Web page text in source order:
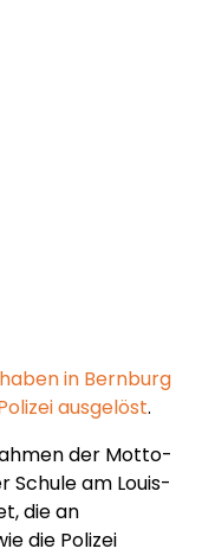
in Bernburg
ausgelöst.
der Motto-
Schule am Louis-
die an
die Polizei